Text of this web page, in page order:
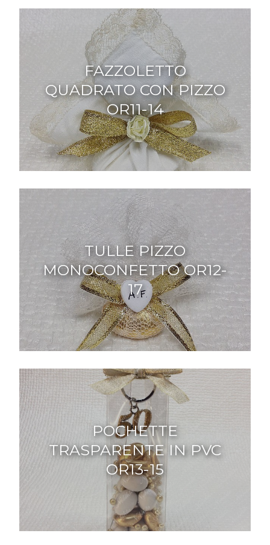
FAZZOLETTO
QUADRATO CON PIZZO
OR11-14
TULLE PIZZO
MONOCONFETTO OR12-
17
POCHETTE
TRASPARENTE IN PVC
OR13-15